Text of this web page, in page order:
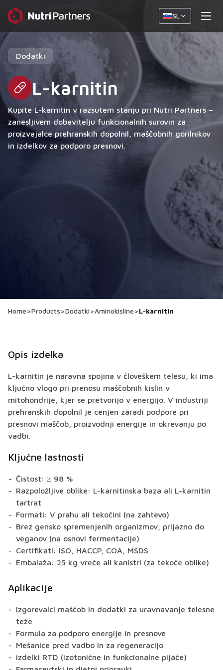
SL
Dodatki
L-karnitin
Kupite L-karnitin v razsutem stanju pri Nutri Partners –
zanesljivem dobavitelju funkcionalnih surovin za
proizvajalce prehranskih dopolnil, maščobnih gorilnikov
in izdelkov za podporo presnovi.
Home>Products>Dodatki>Aminokisline>L-karnitin
Opis izdelka
L-karnitin je naravna spojina v človeškem telesu, ki ima
ključno vlogo pri prenosu maščobnih kislin v
mitohondrije, kjer se pretvorijo v energijo. V industriji
prehranskih dopolnil je cenjen zaradi podpore pri
presnovi maščob, proizvodnji energije in okrevanju po
vadbi.
Ključne lastnosti
Čistost: ≥ 98 %
Razpoložljive oblike: L-karnitinska baza ali L-karnitin
tartrat
Formati: V prahu ali tekočini (na zahtevo)
Brez gensko spremenjenih organizmov, prijazno do
veganov (na osnovi fermentacije)
Certifikati: ISO, HACCP, COA, MSDS
Embalaža: 25 kg vreče ali kanistri (za tekoče oblike)
Aplikacije
Izgorevalci maščob in dodatki za uravnavanje telesne
teže
Formula za podporo energije in presnove
Mešanice pred vadbo in za regeneracijo
izdelki RTD (izotonične in funkcionalne pijače)